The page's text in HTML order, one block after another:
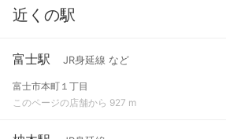
近くの駅
富士駅 JR身延線 など
富士市本町１丁目
このページの店舗から 927 m